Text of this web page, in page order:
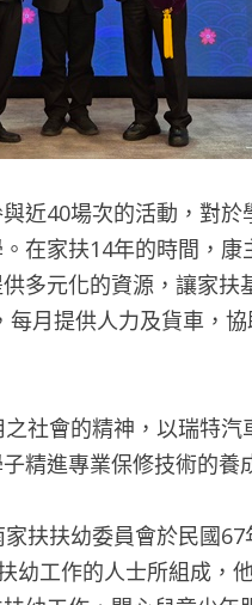
近40場次的活動，對
在家扶14年的時間，
多元化的資源，讓家
月提供人力及貨車，
社會的精神，以瑞特汽
精進專業保修技術的養
扶扶幼委員會於民國
幼工作的人士所組成，